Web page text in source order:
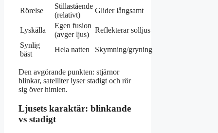
Rörelse
Stillastående
(relativt)
Glider långsamt
Lyskälla
Egen fusion
(avger ljus)
Reflekterar solljus
Synlig
bäst
Hela natten Skymning/gryning
Den avgörande punkten: stjärnor
blinkar, satelliter lyser stadigt och rör
sig över himlen.
Ljusets karaktär: blinkande
vs stadigt